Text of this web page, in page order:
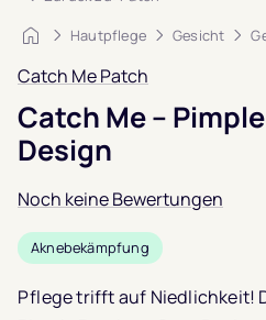
Startseite
Hautpflege Gesicht
Catch Me Patch
Catch Me –
Design
Noch keine Bewertungen
Aknebekämpfung
Pflege trifft auf Niedlichkeit!